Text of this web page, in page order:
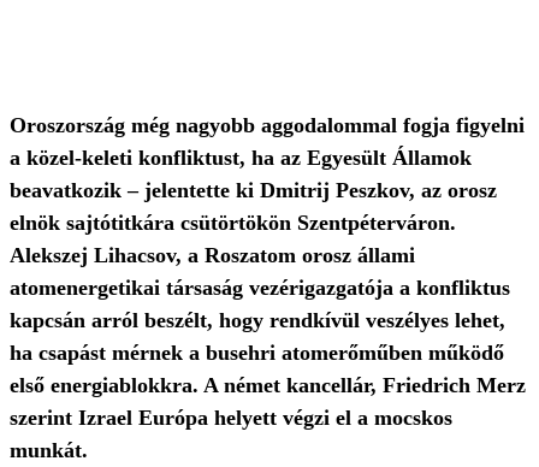
Oroszország még nagyobb aggodalommal fogja figyelni
a közel-keleti konfliktust, ha az Egyesült Államok
beavatkozik – jelentette ki Dmitrij Peszkov, az orosz
elnök sajtótitkára csütörtökön Szentpéterváron.
Alekszej Lihacsov, a Roszatom orosz állami
atomenergetikai társaság vezérigazgatója a konfliktus
kapcsán arról beszélt, hogy rendkívül veszélyes lehet,
ha csapást mérnek a busehri atomerőműben működő
első energiablokkra. A német kancellár, Friedrich Merz
szerint Izrael Európa helyett végzi el a mocskos
munkát.